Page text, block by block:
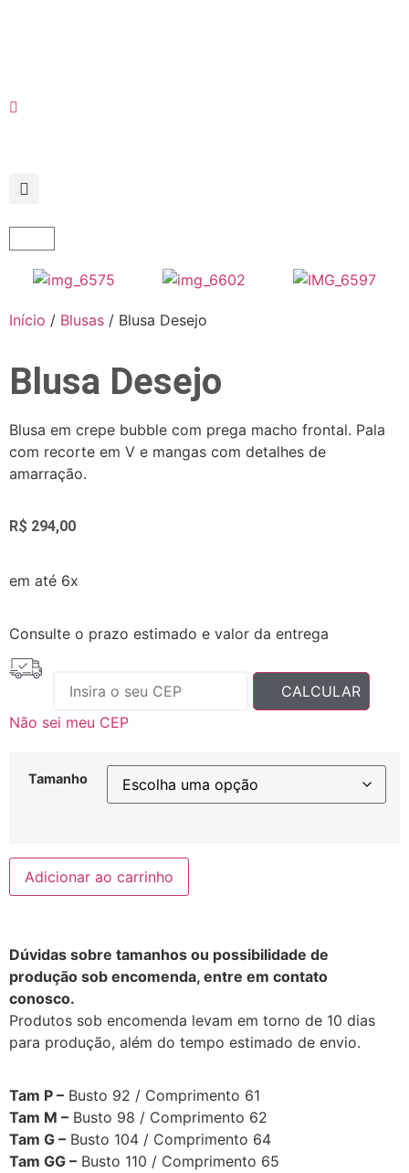
Início / Blusas / Blusa Desejo
Blusa Desejo
Blusa em crepe bubble com prega macho frontal. Pala
com recorte em V e mangas com detalhes de
amarração.
R$ 294,00
em até 6x
Consulte o prazo estimado e valor da entrega
Não sei meu CEP
Tamanho
Adicionar ao carrinho
Dúvidas sobre tamanhos ou possibilidade de
produção sob encomenda, entre em contato
conosco.
Produtos sob encomenda levam em torno de 10 dias
para produção, além do tempo estimado de envio.
Tam P – Busto 92 / Comprimento 61
Tam M – Busto 98 / Comprimento 62
Tam G – Busto 104 / Comprimento 64
Tam GG – Busto 110 / Comprimento 65